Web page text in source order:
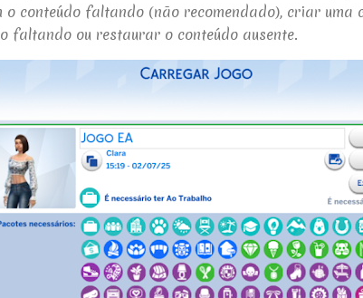
conteúdo faltando (não recomendado), criar uma
faltando ou restaurar o conteúdo ausente.